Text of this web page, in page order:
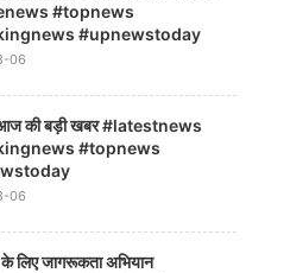
#topnews
#upnewstoday
06
की बड़ी खबर #latestnews
#topnews
06
के लिए जागरूकता अभियान
Kids Cup के सह-मालिक,